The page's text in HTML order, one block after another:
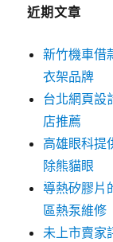
近期文章
新竹機車借
衣架品牌
台北網頁設
店推薦
高雄眼科提
除熊貓眼
導熱矽膠片
區熱泵維修
未上市賣家